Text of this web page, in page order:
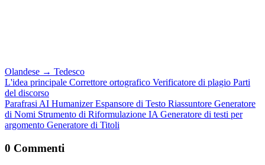
Olandese → Tedesco
L'idea principale Correttore ortografico Verificatore di plagio Parti
del discorso
Parafrasi AI HumanizerEspansore di Testo Riassuntore Generatore
di Nomi Strumento di Riformulazione IA Generatore di testi per
argomento Generatore di Titoli
0 Commenti